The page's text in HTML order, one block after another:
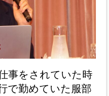
事をされていた時
で勤めていた服部